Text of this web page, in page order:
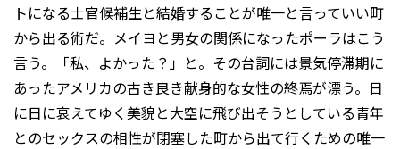
トになる士官候補生と結婚することが唯一と言っていい町
から出る術だ。メイヨと男女の関係になったポーラはこう
言う。「私、よかった？」と。その台詞には景気停滞期に
あったアメリカの古き良き献身的な女性の終焉が漂う。日
に日に衰えてゆく美貌と大空に飛び出そうとしている青年
とのセックスの相性が閉塞した町から出て行くための唯一